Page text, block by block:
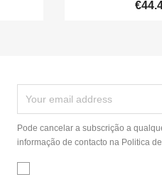
Pode cancelar a subscrição a
informação de contacto na Politica